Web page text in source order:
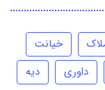
خیانت
داوری
دیه